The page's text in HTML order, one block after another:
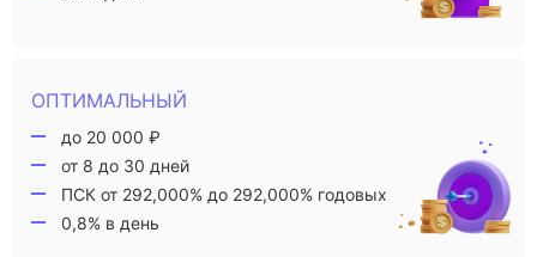
ОПТИМАЛЬНЫЙ
до 20 000 ₽
от 8 до 30 дней
ПСК от 292,000% до 292,000% годовых
0,8% в день